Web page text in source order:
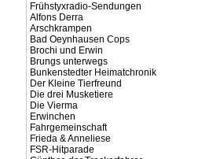
Frühstyxradio-Sendungen
Alfons Derra
Arschkrampen
Bad Oeynhausen Cops
Brochi und Erwin
Brungs unterwegs
Bunkenstedter Heimatchronik
Der Kleine Tierfreund
Die drei Musketiere
Die Vierma
Erwinchen
Fahrgemeinschaft
Frieda & Anneliese
FSR-Hitparade